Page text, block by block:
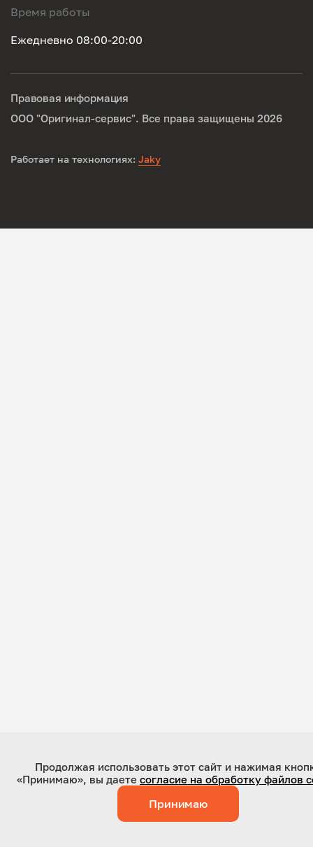
Время работы
Ежедневно 08:00-20:00
ООО "Оригинал-сервис". Все права защищены 2026
Правовая информация
Работает на технологиях: Jaky
Продолжая использовать этот сайт и нажимая
«Принимаю», вы даете согласие на обработку файлов
Принимаю